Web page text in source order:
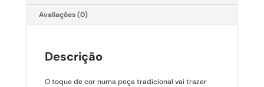
Avaliações (0)
Descrição
O toque de cor numa peça tradicional vai trazer